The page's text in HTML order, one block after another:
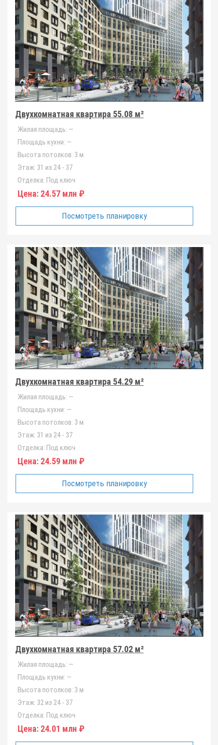
Двухкомнатная квартира 55.08 м²
Жилая площадь: —
Площадь кухни: —
Высота потолков: 3 м
Этаж: 31 из 24 - 37
Отделка: Под ключ
Цена: 24.57 млн ₽
Посмотреть планировку
Двухкомнатная квартира 54.29 м²
Жилая площадь: —
Площадь кухни: —
Высота потолков: 3 м
Этаж: 31 из 24 - 37
Отделка: Под ключ
Цена: 24.59 млн ₽
Посмотреть планировку
Двухкомнатная квартира 57.02 м²
Жилая площадь: —
Площадь кухни: —
Высота потолков: 3 м
Этаж: 32 из 24 - 37
Отделка: Под ключ
Цена: 24.01 млн ₽